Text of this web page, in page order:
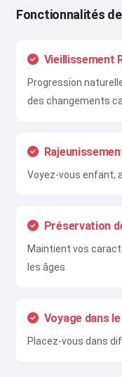
Fonctionnalités
Vieillissement
Progression
des changements
Voyez-vous enfant,
Préservation
Maintient vos
les âges
Voyage dans
Placez-vous dans